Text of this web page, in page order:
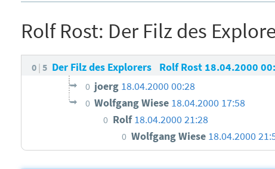
Rolf Rost: Der Filz des
0 5 Der Filz des Explorers Rolf Rost 18.04.2000
0 joerg 18.04.2000 00:28
0 Wolfgang Wiese 18.04.2000 17:58
0 Rolf18.04.2000 21:28
0 Wolfgang Wiese 18.04.2000